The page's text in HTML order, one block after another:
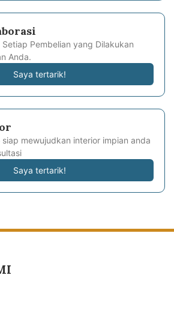
Pembelian yang Dilakukan
Anda.
Saya tertarik!
mewujudkan interior impian anda
Saya tertarik!